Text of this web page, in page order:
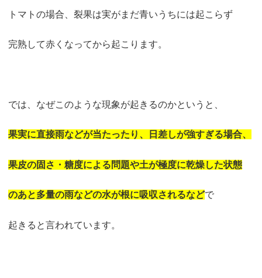
トマトの場合、裂果は実がまだ青いうちには起こらず
完熟して赤くなってから起こります。
では、なぜこのような現象が起きるのかというと、
果実に直接雨などが当たったり、日差しが強すぎる場合、
果皮の固さ・糖度による問題や土が極度に乾燥した状態
のあと多量の雨などの水が根に吸収されるなどで
起きると言われています。